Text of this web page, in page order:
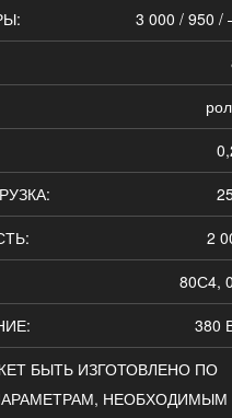
3 000 / 950 /
2
80С4,
380
БЫТЬ ИЗГОТОВЛЕНО ПО
НЕОБХОДИМЫМ